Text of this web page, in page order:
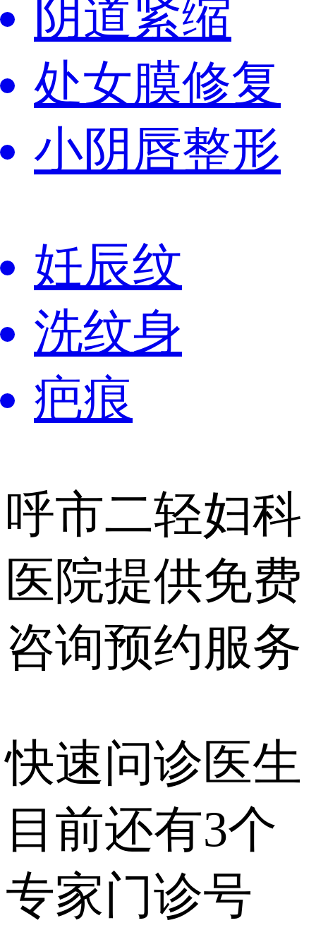
阴道紧缩
处女膜修复
小阴唇整形
妊辰纹
洗纹身
疤痕
呼市二轻妇科
医院提供免费
咨询预约服务
快速问诊医生
目前还有3个
专家门诊号